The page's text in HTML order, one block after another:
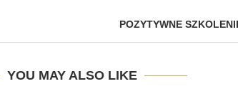
POZYTYWNE
YOU MAY ALSO LIKE